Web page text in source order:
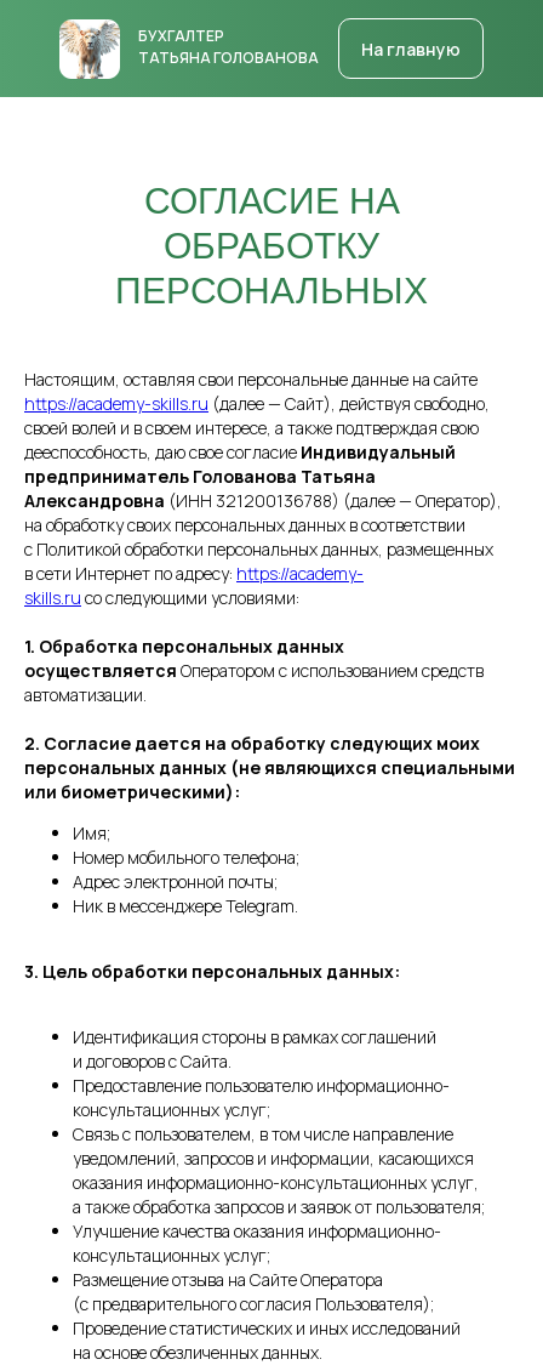
БУХГАЛТЕР
ТАТЬЯНА ГОЛОВАНОВА
На главную
СОГЛАСИЕ НА
ОБРАБОТКУ
ПЕРСОНАЛЬНЫХ
Настоящим, оставляя свои персональные данные на сайте
https://academy-skills.ru (далее — Сайт), действуя свободно,
своей волей и в своем интересе, а также подтверждая свою
дееспособность, даю свое согласие Индивидуальный
предприниматель Голованова Татьяна
Александровна (ИНН 321200136788) (далее — Оператор),
на обработку своих персональных данных в соответствии
с Политикой обработки персональных данных, размещенных
в сети Интернет по адресу: https://academy-
skills.ru со следующими условиями:
1. Обработка персональных данных
осуществляется Оператором с использованием средств
автоматизации.
2. Согласие дается на обработку следующих моих
персональных данных (не являющихся специальными
или биометрическими):
Имя;
Номер мобильного телефона;
Адрес электронной почты;
Ник в мессенджере Telegram.
3. Цель обработки персональных данных:
Идентификация стороны в рамках соглашений
и договоров с Сайта.
Предоставление пользователю информационно-
консультационных услуг;
Связь с пользователем, в том числе направление
уведомлений, запросов и информации, касающихся
оказания информационно-консультационных услуг,
а также обработка запросов и заявок от пользователя;
Улучшение качества оказания информационно-
консультационных услуг;
Размещение отзыва на Сайте Оператора
(с предварительного согласия Пользователя);
Проведение статистических и иных исследований
на основе обезличенных данных.